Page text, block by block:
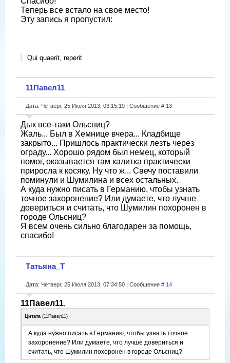
Теперь все встало на свое место!
Эту запись я пропустил:
Qui quaerit, reperit
11Павел11
Дата: Четверг, 25 Июля 2013, 03:15:19 | Сообщение # 13
Дык все-таки Ольсниц?
Жаль... Был в Хемнице вчера... Кладбище
закрыто... Пришлось практически лезть через
ограду... Хорошо рядом был немец, который
помог, оказывается там калитка практически
приросла к косяку. Ну что ж... Свечу поставили
поминули и Шумилина и всех остальных.
А куда нужно писать в Германию, чтобы узнать
точное захоронение? Или думаете, что лучше
довериться и считать, что Шумилин похоронен в
городе Ольсниц?
Я всем очень сильно благодарен за помощь,
спасибо!
Татьяна_Т
Дата: Четверг, 25 Июля 2013, 07:34:50 | Сообщение # 14
11Павел11,
Цитата (11Павел11 )
А куда нужно писать в Германию, чтобы узнать точное
захоронение? Или думаете, что лучше довериться и
считать, что Шумилин похоронен в городе Ольсниц?